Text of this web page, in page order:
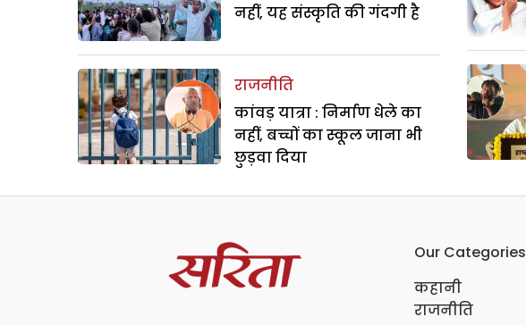
नहीं, यह संस्कृति की गंदगी है
राजनीति
कांवड़ यात्रा : निर्माण धेले का
नहीं, बच्चों का स्कूल जाना भी
छुड़वा दिया
Our Categories
कहानी
राजनीति